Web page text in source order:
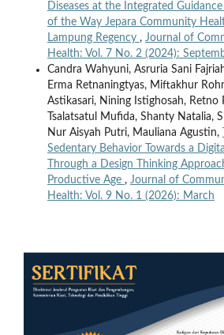
Diseases at the Integrated
of the Way Jepara Community
Lampung Regency , Journal of
Health: Vol. 7 No. 2 (2024):
Candra Wahyuni, Asruria Sani
Erma Retnaningtyas, Miftakhur
Astikasari, Nining Istighosah, Retno
Tsalatsatul Mufida, Shanty Natalia,
Nur Aisyah Putri, Mauliana Agustin,
Sedentary Behavior Towards a
Through a Design Thinking
Productive Age , Journal of
Health: Vol. 9 No. 1 (2026): March